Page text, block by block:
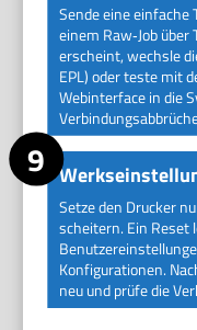
Sende eine
einem Raw‑Job
erscheint, wechsle
EPL) oder teste mit
Webinterface in die
Setze den Drucker
scheitern. Ein Reset
Konfigurationen.
neu und prüfe die